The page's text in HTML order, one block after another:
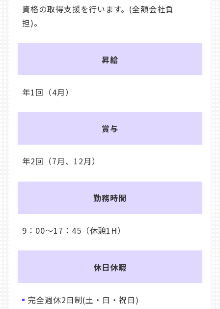
資格の取得支援を行います。(全額会社負
担)。
昇給
年1回（4月）
賞与
年2回（7月、12月）
勤務時間
9：00～17：45（休憩1H）
休日休暇
完全週休2日制(土・日・祝日)